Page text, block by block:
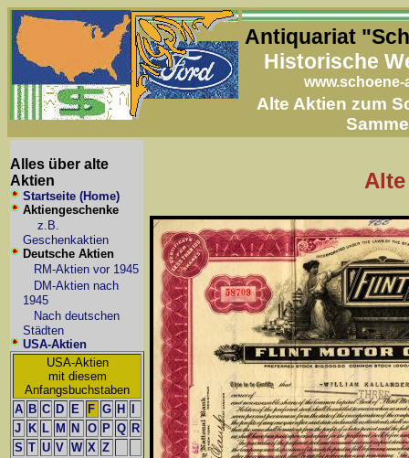
Antiquariat
Historische
www.schoene-
Alte Aktien zum
Alles über alte
Aktien
Startseite (Home)
Aktiengeschenke
z.B.
Geschenkaktien
Deutsche Aktien
RM-Aktien vor 1945
DM-Aktien nach
1945
Nach deutschen
Städten
USA-Aktien
USA-Aktien
mit diesem
Anfangsbuchstaben
A B C D E F G H
J
K L M N O P Q R
S T U V W X Z